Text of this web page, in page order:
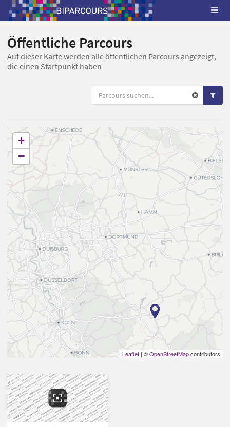
Öffentliche Parcours
Auf dieser Karte werden alle öffentlichen Parcours angezeigt,
die einen Startpunkt haben
+
−
Leaflet | ©OpenStreetMapcontributors